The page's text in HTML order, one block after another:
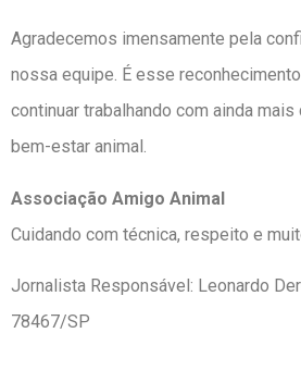
Agradecemos imensamente pela
nossa equipe. É esse
continuar trabalhando com ainda
bem-estar animal.
Associação Amigo Animal
Cuidando com técnica, respeito e
Jornalista Responsável: Leonardo
78467/SP